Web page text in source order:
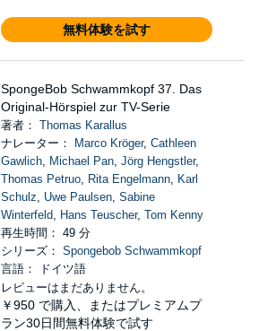
無料体験を試す
SpongeBob Schwammkopf 37. Das
Original-Hörspiel zur TV-Serie
著者： Thomas Karallus
ナレーター：
Marco Kröger, Cathleen
Gawlich, Michael Pan, Jörg Hengstler,
Thomas Petruo, Rita Engelmann, Karl
Schulz, Uwe Paulsen, Sabine
Winterfeld, Hans Teuscher, Tom Kenny
再生時間： 49 分
シリーズ： Spongebob Schwammkopf
言語： ドイツ語
レビューはまだありません。
￥950 で購入、またはプレミアムプ
ラン30日間無料体験で試す